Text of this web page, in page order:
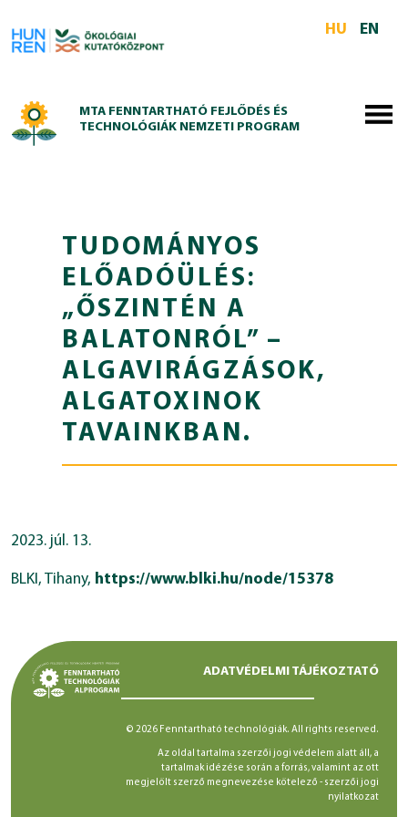
HU
EN
MTA FENNTARTHATÓ FEJLŐDÉS ÉS
TECHNOLÓGIÁK NEMZETI PROGRAM
TUDOMÁNYOS
ELŐADÓÜLÉS:
„ŐSZINTÉN A
BALATONRÓL” –
ALGAVIRÁGZÁSOK,
ALGATOXINOK
TAVAINKBAN.
2023. júl. 13.
BLKI, Tihany, https://www.blki.hu/node/15378
ADATVÉDELMI TÁJÉKOZTATÓ
© 2026 Fenntartható technológiák. All rights reserved.
Az oldal tartalma szerzői jogi védelem alatt áll, a
tartalmak idézése során a forrás, valamint az ott
megjelölt szerző megnevezése kötelező - szerzői jogi
nyilatkozat